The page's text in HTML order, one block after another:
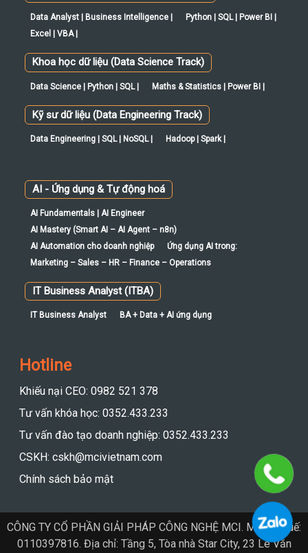
Data Analyst | Business Intelligence |
Python | SQL | Power BI |
Excel | VBA |
Khoa học dữ liệu (Data Science Track)
Data Science | Python | SQL | Maths & Statistics | Power BI |
Kỹ sư dữ liệu (Data Engineering Track)
Data Engineering | SQL | NoSQL | Hadoop | Spark |
AI - Ứng dụng & Tự động hoá
AI Fundamentals | AI Engineer
AI Mastery (Smart AI – AI Agent – n8n)
AI Automation cho doanh nghiệp
Ứng dụng AI trong:
Marketing – Sales – HR – Finance – Operations
IT Business Analyst (ITBA)
IT Business Analyst BA + Data + AI ứng dụng
Hotline
Khiếu nại CEO: 0982 521 378
Tư vấn khóa học: 0352.433.233
Tư vấn đào tạo doanh nghiệp: 0352.433.233
CSKH: cskh@mcivietnam.com
Chính sách bảo mật
CÔNG TY CỔ PHẦN GIẢI PHÁP CÔNG NGHỆ MCI. Mã số thuế:
0110397816. Địa chỉ: Tầng 5, Tòa nhà Star City, 23 Lê Văn